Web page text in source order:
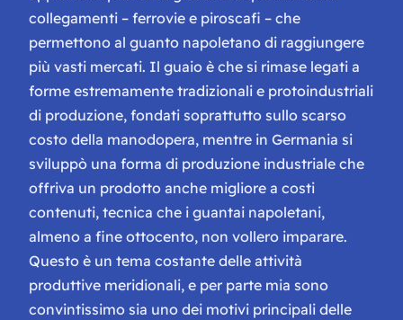
collegamenti – ferrovie e piroscafi – che
permettono al guanto napoletano di raggiungere
più vasti mercati. Il guaio è che si rimase legati a
forme estremamente tradizionali e protoindustriali
di produzione, fondati soprattutto sullo scarso
costo della manodopera, mentre in Germania si
sviluppò una forma di produzione industriale che
offriva un prodotto anche migliore a costi
contenuti, tecnica che i guantai napoletani,
almeno a fine ottocento, non vollero imparare.
Questo è un tema costante delle attività
produttive meridionali, e per parte mia sono
convintissimo sia uno dei motivi principali delle